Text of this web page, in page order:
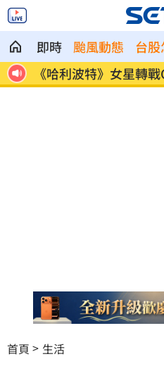
即時 颱風動態 台
不
《哈利波特》女星轉
光
首頁 生活